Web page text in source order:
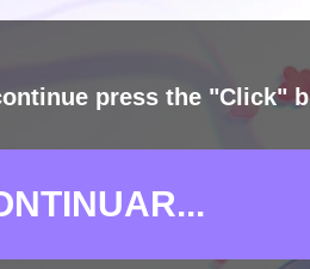
press the "Click"